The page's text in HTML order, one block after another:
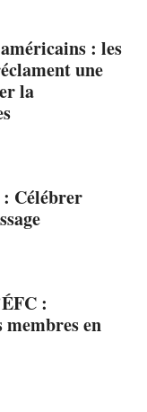
: les
une
la
Célébrer
:
en